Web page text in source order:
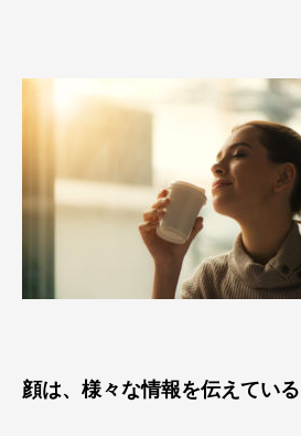
顔は、様々な情報を伝えている